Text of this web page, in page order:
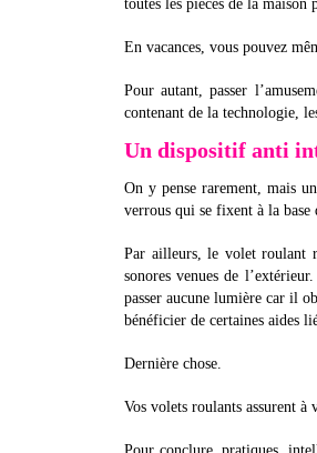
toutes les pièces de la maison
En vacances, vous pouvez
Pour autant, passer
contenant de la technologie,
Un dispositif anti
On y pense rarement, mais
verrous qui se fixent à la
Par ailleurs, le volet roulant
sonores venues de
passer aucune lumière car il
bénéficier de certaines aides
Dernière chose.
Vos volets roulants assurent à